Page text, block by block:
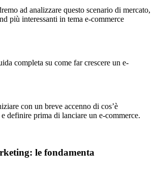
ad analizzare questo scenario di mercato,
più interessanti in tema e-commerce
completa su come far crescere un e-
con un breve accenno di cos’è
definire prima di lanciare un e-commerce.
le fondamenta